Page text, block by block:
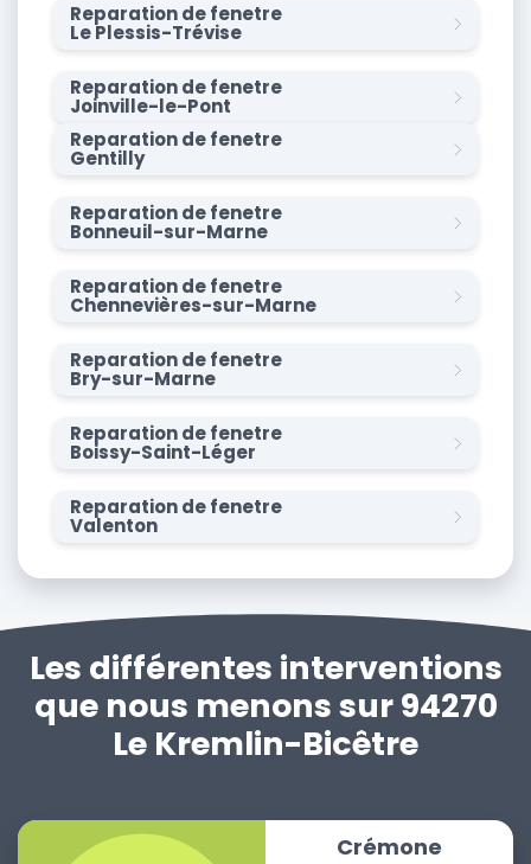
Reparation de fenetre
Le Plessis-Trévise
Reparation de fenetre
Joinville-le-Pont
Reparation de fenetre
Gentilly
Reparation de fenetre
Bonneuil-sur-Marne
Reparation de fenetre
Chennevières-sur-Marne
Reparation de fenetre
Bry-sur-Marne
Reparation de fenetre
Boissy-Saint-Léger
Reparation de fenetre
Valenton
Les différentes interventions
que nous menons sur 94270
Le Kremlin-Bicêtre
Crémone